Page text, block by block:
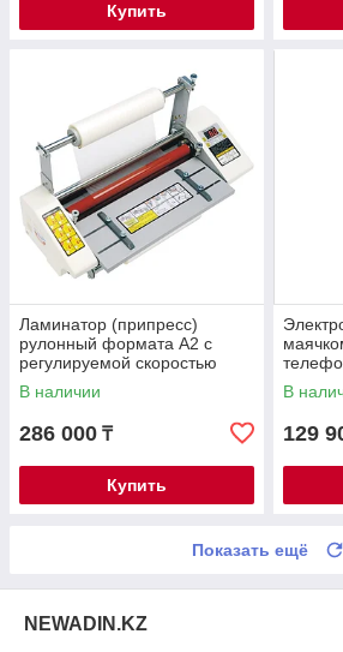
Купить
Ламинатор (припресс)
рулонный формата А2 с
регулируемой скоростью
(двусторонний) Revizorro
PLC-7490
В наличии
286 000 ₸
Купить
радио/
В
129
Показать ещё
NEWADIN.KZ